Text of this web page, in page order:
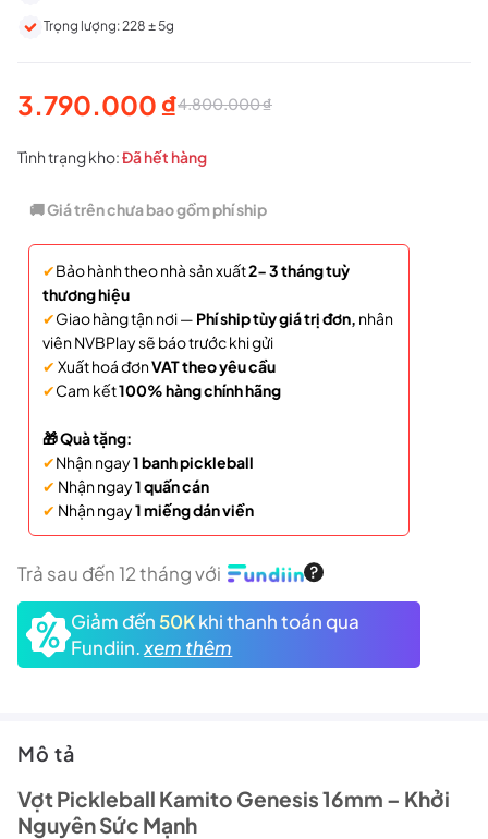
Trọng lượng: 228 ± 5g
4.800.000₫
Giá
gốc
là:
4.800.000 ₫.
3.790.000 ₫
Giá
hiện
tại
là:
3.790.000 ₫.
Tình trạng kho:Đã hết hàng
🚚 Giá trên chưa bao gồm phí ship
✔Bảo hành theo nhà sản xuất2- 3 tháng tuỳ
thương hiệu
✔Giao hàng tận nơi — Phí ship tùy giá trị đơn, nhân
viên NVBPlay sẽ báo trước khi gửi
✔ Xuất hoá đơnVAT theo yêu cầu
✔Cam kết100% hàng chính hãng
🎁 Quà tặng:
✔Nhận ngay1 banh pickleball
✔ Nhận ngay1 quấn cán
✔ Nhận ngay1 miếng dán viền
Trả sau đến 12 tháng với
Giảm đến 50Kkhi thanh toán qua
Fundiin.xem thêm
Mô tả
Vợt Pickleball Kamito Genesis 16mm – Khởi
Nguyên Sức Mạnh